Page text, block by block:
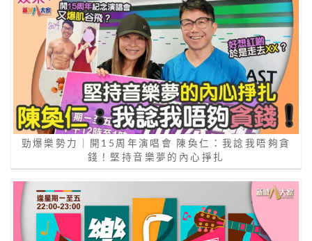
勁爆樂勢力｜開15周年演唱會 陳奐仁：我諗我唔夠貪
錢！堅持音樂夢的內心掙扎